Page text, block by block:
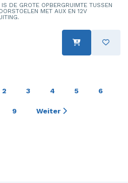
DE GROTE OPBERGRUIMTE TUSSEN
MET AUX EN 12V
2 3 4 5 6
9 Weiter